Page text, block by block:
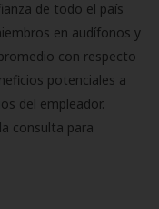
de todo el país
en audífonos y
con respecto
potenciales a
del empleador.
consulta para